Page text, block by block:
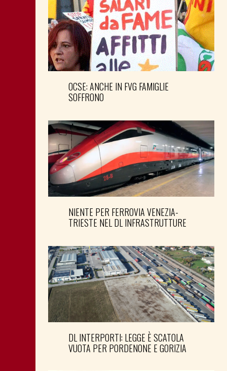
OCSE: ANCHE IN FVG FAMIGLIE
SOFFRONO
NIENTE PER FERROVIA VENEZIA-
TRIESTE NEL DL INFRASTRUTTURE
DL INTERPORTI: LEGGE È SCATOLA
VUOTA PER PORDENONE E GORIZIA